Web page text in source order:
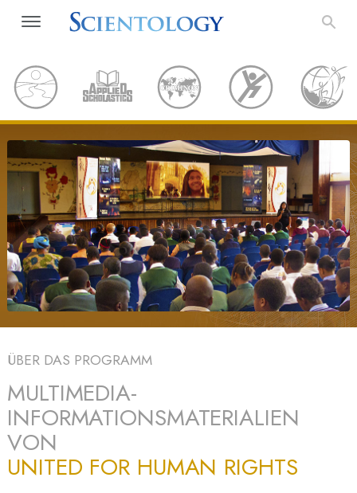
ÜBER DAS PROGRAMM
MULTIMEDIA-
INFORMATIONSMATERIALIEN
VON
UNITED FOR HUMAN RIGHTS